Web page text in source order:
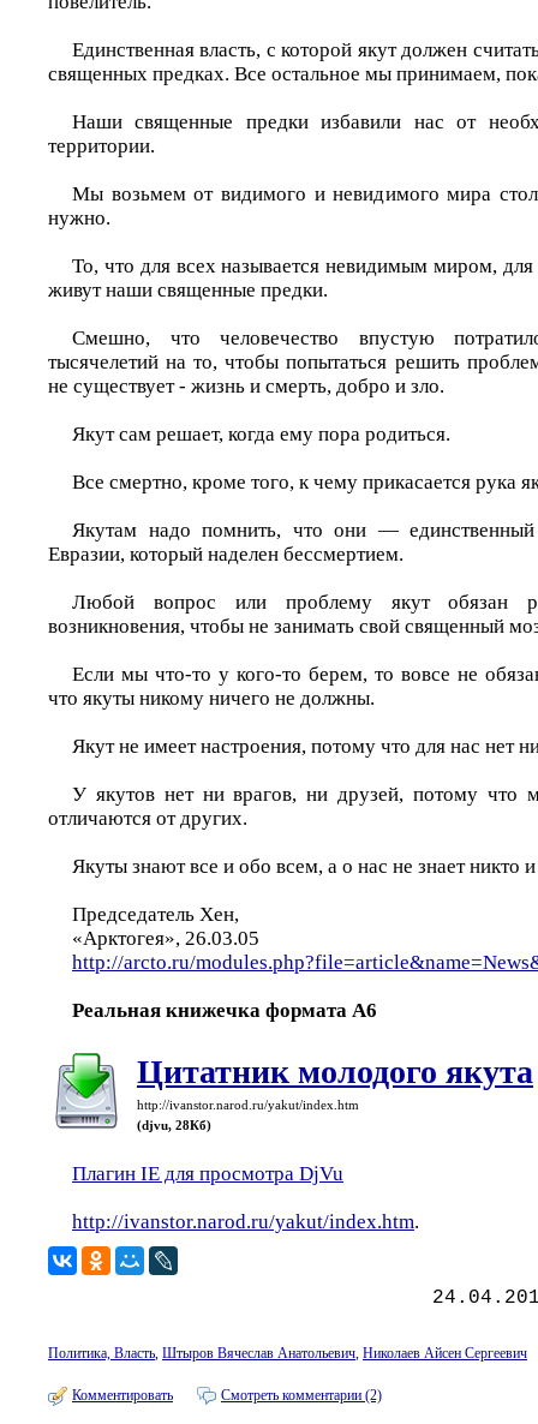
Единственная власть, с которой якут должен
священных предках. Все остальное мы принимаем,
Наши священные предки избавили нас от
территории.
Мы возьмем от видимого и невидимого мира
нужно.
То, что для всех называется невидимым миром,
живут наши священные предки.
Смешно, что человечество впустую
тысячелетий на то, чтобы попытаться решить
не существует - жизнь и смерть, добро и зло.
Якут сам решает, когда ему пора родиться.
Все смертно, кроме того, к чему прикасается рука
Якутам надо помнить, что они —
Евразии, который наделен бессмертием.
Любой вопрос или проблему якут обязан
возникновения, чтобы не занимать свой священный
Если мы что-то у кого-то берем, то вовсе не
что якуты никому ничего не должны.
Якут не имеет настроения, потому что для нас нет
У якутов нет ни врагов, ни друзей, потому что
отличаются от других.
Якуты знают все и обо всем, а о нас не знает никто
Председатель Хен,
«Арктогея», 26.03.05
http://arcto.ru/
Реальная книжечка формата A6
Цитатник молодого якута
http://ivanstor.narod.ru/yakut/index.htm
(djvu, 28Кб)
Плагин IE для просмотра DjVu
http://ivanstor.narod.ru/yakut/index.htm.
Политика, Власть, Штыров Вячеслав Анатольевич, Николаев Айсен Сергеевич
Комментировать Смотреть комментарии (2)